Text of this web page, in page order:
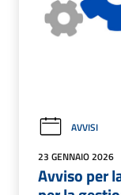
AVVISI
23 GENNAIO 2026
Avviso per